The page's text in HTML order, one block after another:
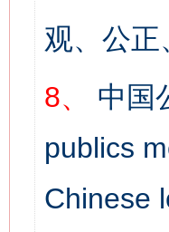
观、公
8、
中国
publics
Chinese